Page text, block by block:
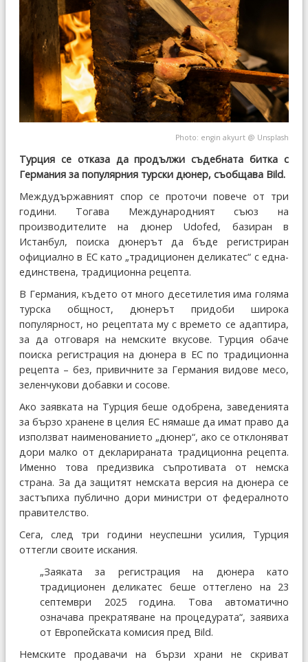
Photo: engin akyurt @ Unsplash
Турция се отказа да продължи съдебната битка с
Германия за популярния турски дюнер, съобщава Bild.
Междудържавният спор се проточи повече от три
години. Тогава Международният съюз на
производителите на дюнер Udofed, базиран в
Истанбул, поиска дюнерът да бъде регистриран
официално в ЕС като „традиционен деликатес“ с една-
единствена, традиционна рецепта.
В Германия, където от много десетилетия има голяма
турска общност, дюнерът придоби широка
популярност, но рецептата му с времето се адаптира,
за да отговаря на немските вкусове. Турция обаче
поиска регистрация на дюнера в ЕС по традиционна
рецепта – без, привичните за Германия видове месо,
зеленчукови добавки и сосове.
Ако заявката на Турция беше одобрена, заведенията
за бързо хранене в целия ЕС нямаше да имат право да
използват наименованието „дюнер“, ако се отклоняват
дори малко от декларираната традиционна рецепта.
Именно това предизвика съпротивата от немска
страна. За да защитят немската версия на дюнера се
застъпиха публично дори министри от федералното
правителство.
Сега, след три години неуспешни усилия, Турция
оттегли своите искания.
„Заяката за регистрация на дюнера като
традиционен деликатес беше оттеглено на 23
септември 2025 година. Това автоматично
означава прекратяване на процедурата“, заявиха
от Европейската комисия пред Bild.
Немските продавачи на бързи храни не скриват